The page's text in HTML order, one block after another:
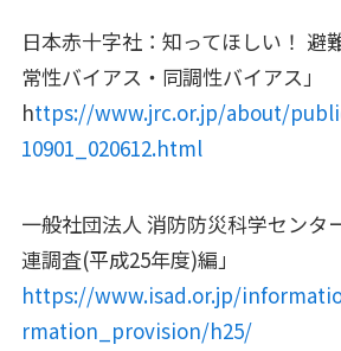
日本赤十字社：知ってほしい！ 避
常性バイアス・同調性バイアス」
https://www.jrc.or.jp/about/
10901_020612.html
一般社団法人 消防防災科学センタ
連調査(平成25年度)編」
https://www.isad.or.jp/
rmation_provision/h25/